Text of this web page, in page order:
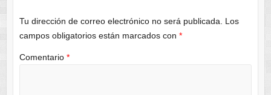
Tu dirección de correo electrónico no será publicada.
Los
campos obligatorios están marcados con *
Comentario *